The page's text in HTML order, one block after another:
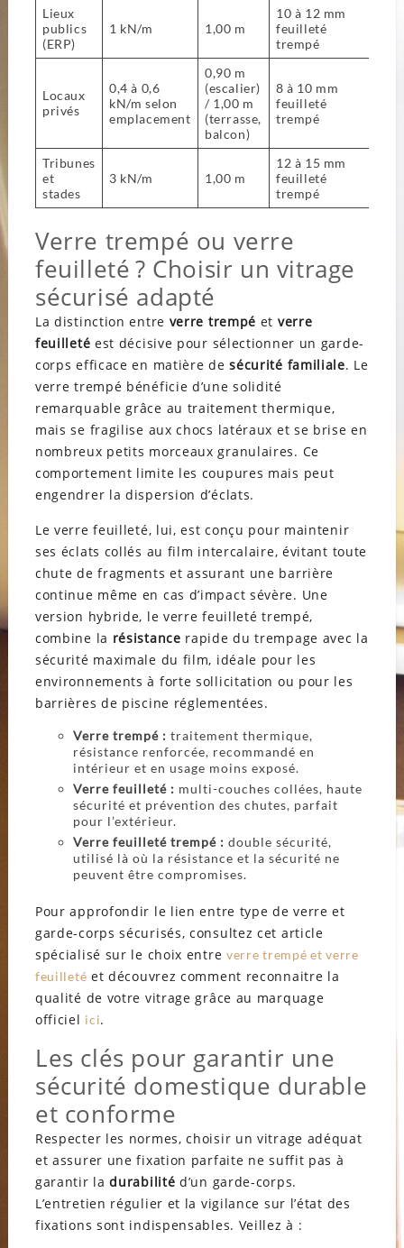
Lieux
publics
(ERP)
1 kN/m 1,00 m
10 à 12 mm
feuilleté
trempé
Locaux
privés
0,4 à 0,6
kN/m selon
emplacement
0,90 m
(escalier)
/ 1,00 m
(terrasse,
balcon)
8 à 10 mm
feuilleté
trempé
Tribunes
et
stades
3 kN/m 1,00 m
12 à 15 mm
feuilleté
trempé
Verre trempé ou verre
feuilleté ? Choisir un vitrage
sécurisé adapté
La distinction entre verre trempé et verre
feuilleté est décisive pour sélectionner un garde-
corps efficace en matière desécurité familiale. Le
verre trempé bénéficie d’une solidité
remarquable grâce au traitement thermique,
mais se fragilise aux chocs latéraux et se brise en
nombreux petits morceaux granulaires. Ce
comportement limite les coupures mais peut
engendrer la dispersion d’éclats.
Le verre feuilleté, lui, est conçu pour maintenir
ses éclats collés au film intercalaire, évitant toute
chute de fragments et assurant une barrière
continue même en cas d’impact sévère. Une
version hybride, le verre feuilleté trempé,
combine la résistance rapide du trempage avec la
sécurité maximale du film, idéale pour les
environnements à forte sollicitation ou pour les
barrières de piscine réglementées.
Verre trempé : traitement thermique,
résistance renforcée, recommandé en
intérieur et en usage moins exposé.
Verre feuilleté : multi-couches collées, haute
sécurité et prévention des chutes, parfait
pour l’extérieur.
Verre feuilleté trempé : double sécurité,
utilisé là où la résistance et la sécurité ne
peuvent être compromises.
Pour approfondir le lien entre type de verre et
garde-corps sécurisés, consultez cet article
spécialisé sur le choix entre verre trempé et verre
feuilleté et découvrez comment reconnaitre la
qualité de votre vitrage grâce au marquage
officiel ici.
Les clés pour garantir une
sécurité domestique durable
et conforme
Respecter les normes, choisir un vitrage adéquat
et assurer une fixation parfaite ne suffit pas à
garantir ladurabilité d’un garde-corps.
L’entretien régulier et la vigilance sur l’état des
fixations sont indispensables. Veillez à :